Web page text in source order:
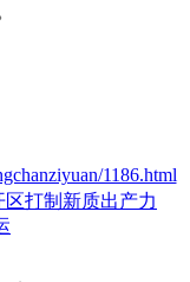
1186.html
打制新质出产力